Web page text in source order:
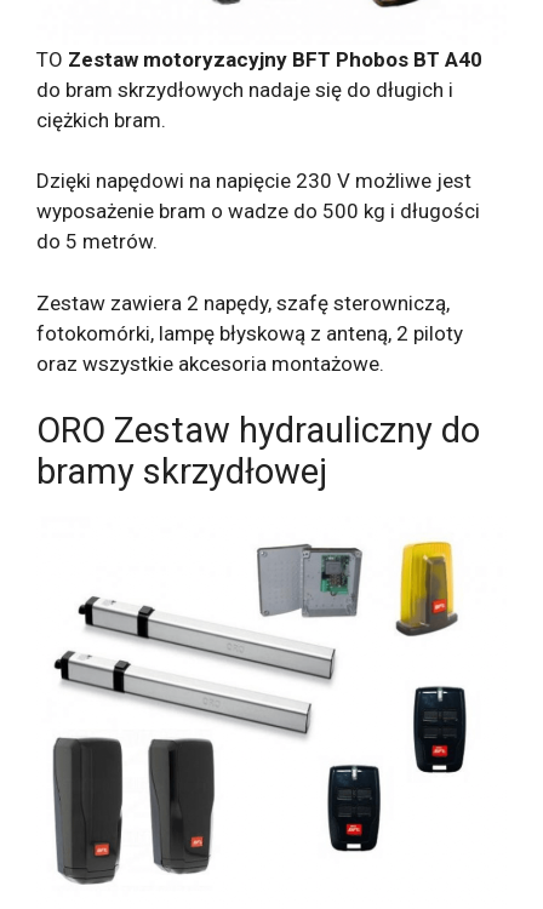
TO Zestaw motoryzacyjny BFT Phobos BT A40
do bram skrzydłowych nadaje się do długich i
ciężkich bram.
Dzięki napędowi na napięcie 230 V możliwe jest
wyposażenie bram o wadze do 500 kg i długości
do 5 metrów.
Zestaw zawiera 2 napędy, szafę sterowniczą,
fotokomórki, lampę błyskową z anteną, 2 piloty
oraz wszystkie akcesoria montażowe.
ORO Zestaw hydrauliczny do
bramy skrzydłowej